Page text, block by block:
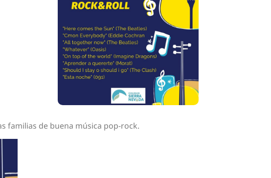
familias de buena música pop-rock.